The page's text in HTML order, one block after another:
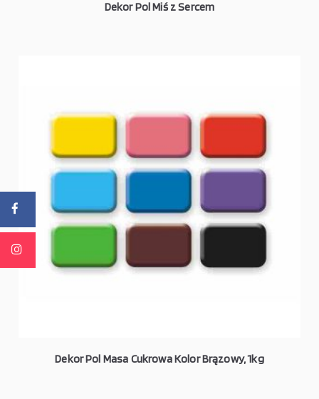
Dekor Pol Miś z Sercem
Dekor Pol Masa Cukrowa Kolor Brązowy, 1kg